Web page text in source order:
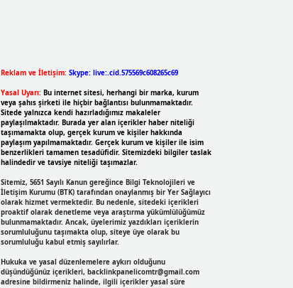
Reklam ve İletişim: Skype: live:.cid.575569c608265c69
Yasal Uyarı: Bu internet sitesi, herhangi bir marka, kurum
veya şahıs şirketi ile hiçbir bağlantısı bulunmamaktadır.
Sitede yalnızca kendi hazırladığımız makaleler
paylaşılmaktadır. Burada yer alan içerikler haber niteliği
taşımamakta olup, gerçek kurum ve kişiler hakkında
paylaşım yapılmamaktadır. Gerçek kurum ve kişiler ile isim
benzerlikleri tamamen tesadüfidir. Sitemizdeki bilgiler taslak
halindedir ve tavsiye niteliği taşımazlar.
Sitemiz, 5651 Sayılı Kanun gereğince Bilgi Teknolojileri ve
İletişim Kurumu (BTK) tarafından onaylanmış bir Yer Sağlayıcı
olarak hizmet vermektedir. Bu nedenle, sitedeki içerikleri
proaktif olarak denetleme veya araştırma yükümlülüğümüz
bulunmamaktadır. Ancak, üyelerimiz yazdıkları içeriklerin
sorumluluğunu taşımakta olup, siteye üye olarak bu
sorumluluğu kabul etmiş sayılırlar.
Hukuka ve yasal düzenlemelere aykırı olduğunu
düşündüğünüz içerikleri, backlinkpanelicomtr@gmail.com
adresine bildirmeniz halinde, ilgili içerikler yasal süre